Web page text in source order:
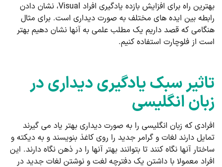
بهترین راه برای افزایش بازده یادگیری افراد Visual، نشان دادن
رابطه بین ایده های مختلف به صورت دیداری است. برای مثال
هنگامی که قصد داریم یک مطلب علمی به آنها نشان دهیم بهتر
است از فلوچارت استفاده کنیم.
تاثیر سبک یادگیری دیداری در
زبان انگلیسی
افرادی که زبان انگلیسی را به صورت دیداری بهتر یاد می گیرند
تمایل دارند لغات و گرامر جدید را روی کاغذ بنویسند و به دیکته و
ساختار آنها نگاه کنند تا بتوانند بهتر آنها را در ذهن نگاه دارند. این
افراد معمولا با داشتن یک دفترچه لغت و نوشتن لغات جدید در